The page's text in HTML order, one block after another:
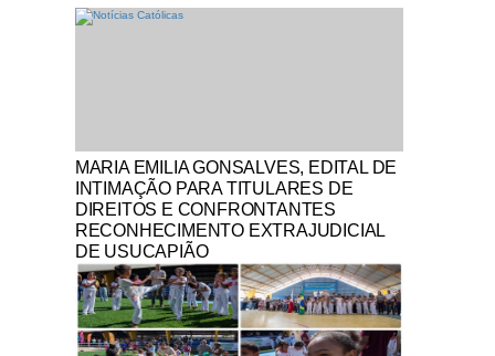
Notícias Católicas
MARIA EMILIA GONSALVES, EDITAL DE
INTIMAÇÃO PARA TITULARES DE
DIREITOS E CONFRONTANTES
RECONHECIMENTO EXTRAJUDICIAL
DE USUCAPIÃO